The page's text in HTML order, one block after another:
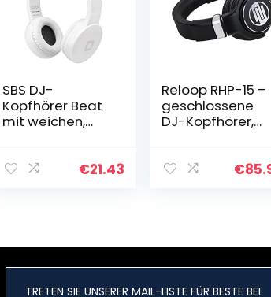
SBS DJ-
Kopfhörer Beat
mit weichen,
gepolstertem
€21.43
Reloop RHP-15 –
geschlossene
DJ-Kopfhörer,
be, drehbare
€
TRETEN SIE UNSERER MAIL-LISTE FÜR BESTE BEI